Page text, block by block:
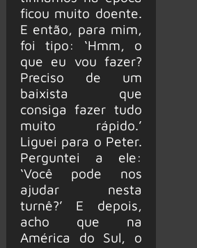
ficou muito doente.
E então, para mim,
foi tipo: ‘Hmm, o
que eu vou fazer?
Preciso de um
baixista que
consiga fazer tudo
muito rápido.’
Liguei para o Peter.
Perguntei a ele:
‘Você pode nos
ajudar nesta
turnê?’ E depois,
acho que na
América do Sul, o